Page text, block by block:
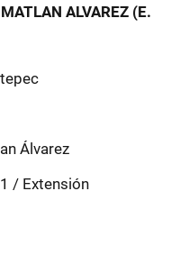
ALVAREZ (E.
Álvarez
/ Extensión